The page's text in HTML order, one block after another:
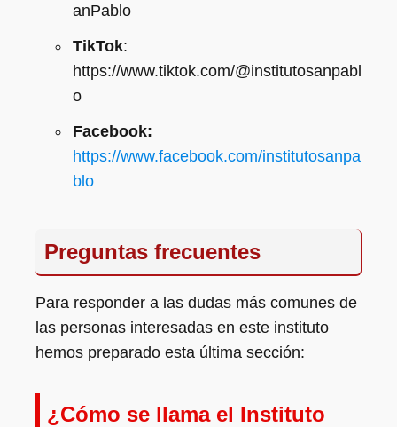
anPablo
TikTok:
https://www.tiktok.com/@institutosanpabl
o
Facebook:
https://www.facebook.com/institutosanpa
blo
Preguntas frecuentes
Para responder a las dudas más comunes de
las personas interesadas en este instituto
hemos preparado esta última sección:
¿Cómo se llama el Instituto